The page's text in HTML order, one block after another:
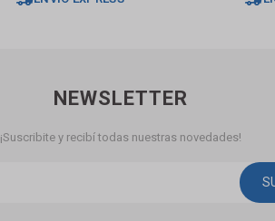
NEWSLETTER
¡Suscribite y recibí todas nuestras novedades!